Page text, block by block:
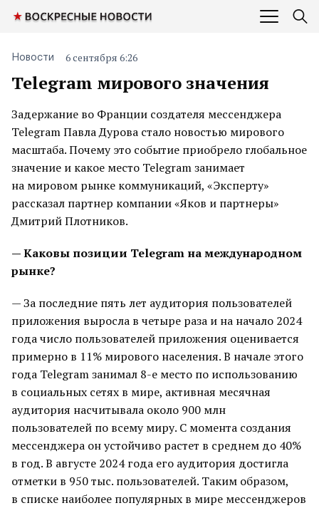
Telegram мирового значения
Новости 6 сентября 6:26
Задержание во Франции создателя мессенджера
Telegram Павла Дурова стало новостью мирового
масштаба. Почему это событие приобрело глобальное
значение и какое место Telegram занимает
на мировом рынке коммуникаций, «Эксперту»
рассказал партнер компании «Яков и партнеры»
Дмитрий Плотников.
— Каковы позиции Telegram на международном
рынке?
— За последние пять лет аудитория пользователей
приложения выросла в четыре раза и на начало 2024
года число пользователей приложения оценивается
примерно в 11% мирового населения. В начале этого
года Telegram занимал 8-е место по использованию
в социальных сетях в мире, активная месячная
аудитория насчитывала около 900 млн
пользователей по всему миру. C момента создания
мессенджера он устойчиво растет в среднем до 40%
в год. В августе 2024 года его аудитория достигла
отметки в 950 тыс. пользователей. Таким образом,
в списке наиболее популярных в мире мессенджеров